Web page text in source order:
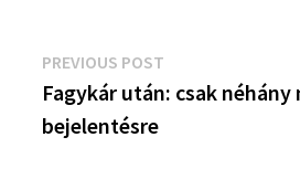
Bejegyzés
navigáció
PREVIOUS POST
post:
Fagykár után: csak néhány
bejelentésre